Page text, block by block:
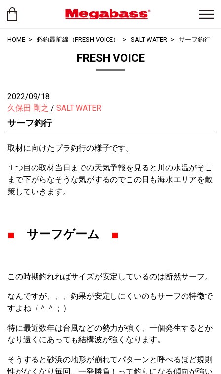
HOME 必釣最前線（FRESH VOICE） SALT WATER サーフ釣行
FRESH VOICE
2022/09/18
久保田 剛之
SALT WATER
サーフ釣行
取材に向けたプラ釣行の様子です。
１つ目の取材当日までの天気予報を見ると川の水温がそこ
まで下がらなそうな気がするのでこの日も海水エリアを散
策していきます。
■ サーフゲーム ■
この時期釣れればサイズが安定しているのは断然サーフ。
なんですが、、、釣果が安定しにくいのもサーフの特徴で
すよね（＾＾；）
特に最近数年は台風などの勢力が強く、一個発生するとか
なり遠くにあっても結構波が強くなります。
そうすると砂浜の地形が崩れてパターンと呼べるほど規則
性がなくなり毎回、一発勝負！って釣りになる傾向が強い